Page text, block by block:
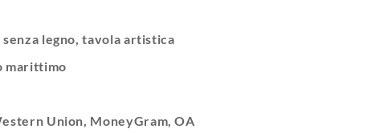
legno, tavola artistica
marittimo
Union, MoneyGram, OA